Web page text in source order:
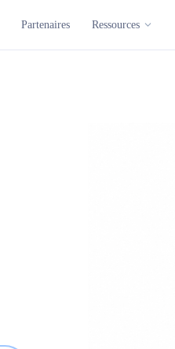
Partenaires Ressources